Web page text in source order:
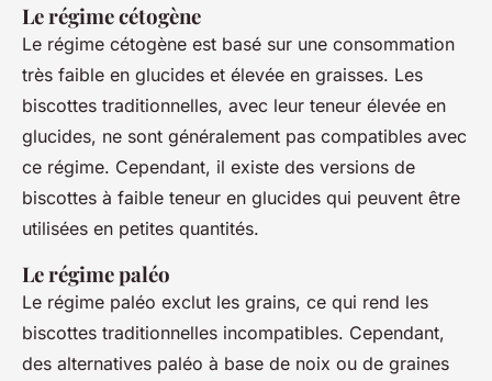
Le régime cétogène
Le régime cétogène est basé sur une consommation
très faible en glucides et élevée en graisses. Les
biscottes traditionnelles, avec leur teneur élevée en
glucides, ne sont généralement pas compatibles avec
ce régime. Cependant, il existe des versions de
biscottes à faible teneur en glucides qui peuvent être
utilisées en petites quantités.
Le régime paléo
Le régime paléo exclut les grains, ce qui rend les
biscottes traditionnelles incompatibles. Cependant,
des alternatives paléo à base de noix ou de graines